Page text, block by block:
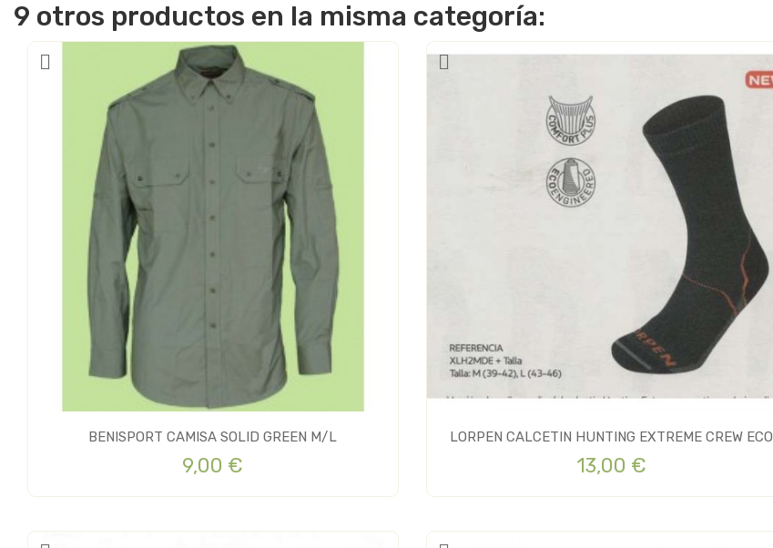
9 otros productos en la misma categoría:
BENISPORT CAMISA SOLID GREEN M/L
9,00 €
LORPEN CALCETIN HUNTING EXTREME CREW ECO
13,00 €